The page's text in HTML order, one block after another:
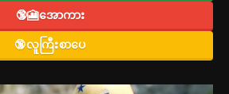
🔞🎦အောကား
🔞လူကြီးစာပေ